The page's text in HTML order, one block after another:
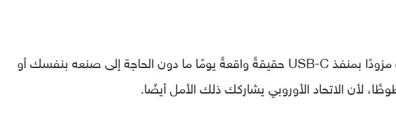
إذا كنت تأمل أن يصبح جهاز آيفون مزودًا بمنفذ USB-C حقيقةً واقعةً يومًا ما دون الحاجة إلى صنعه بنفسك أو
لأن الاتحاد الأوروبي يشاركك ذلك الأمل أيضًا.